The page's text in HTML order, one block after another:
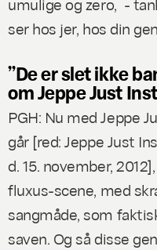
ser hos jer, hos din
”De erslet ikke
om Jeppe Just
PGH: Nu med Jeppe
går [red: Jeppe Just
d. 15. november,
fluxus-scene, med
sangmåde, som
saven. Og så disse